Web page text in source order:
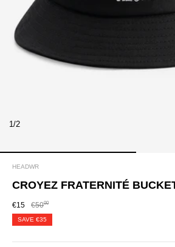
1/2
HEADWR
CROYEZ FRATERNITÉ
€15 €5000
SAVE €35